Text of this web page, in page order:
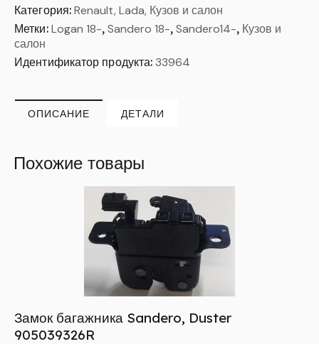
Категория:Renault, Lada, Кузов и салон
Метки: Logan 18-, Sandero 18-,Sandero14-, Кузов и
салон
Идентификатор продукта:33964
ОПИСАНИЕ ДЕТАЛИ
Похожие товары
Замок багажника Sandero, Duster
905039326R